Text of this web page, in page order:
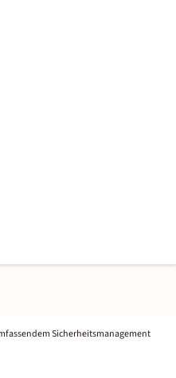
Sicherheitsmanagement